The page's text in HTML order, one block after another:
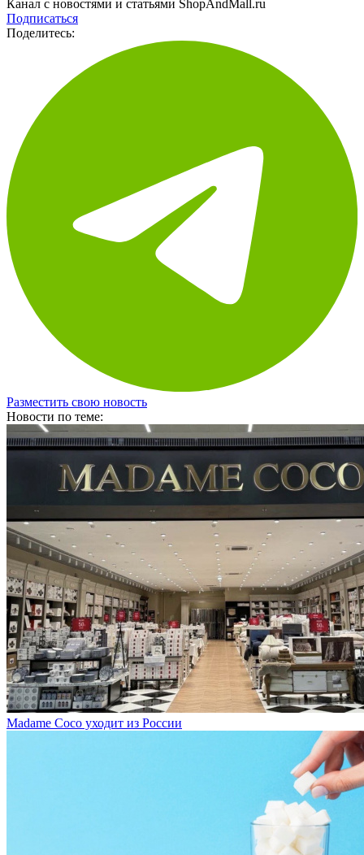
Канал с новостями и статьями ShopAndMall.ru
Подписаться
Разместить свою новость
Новости по теме:
Madame Coco уходит из России